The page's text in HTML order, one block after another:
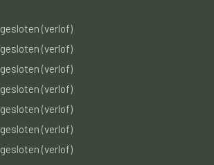
gesloten (verlof)
gesloten (verlof)
gesloten (verlof)
gesloten (verlof)
gesloten (verlof)
gesloten (verlof)
gesloten (verlof)